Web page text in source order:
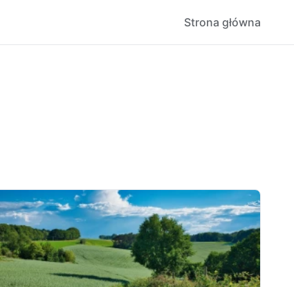
Strona główna